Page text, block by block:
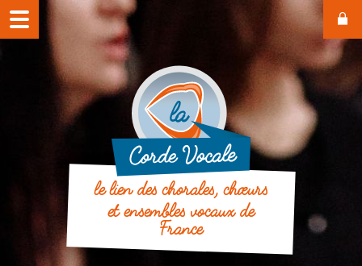
le lien des chorales, chœurs
et ensembles vocaux de
France